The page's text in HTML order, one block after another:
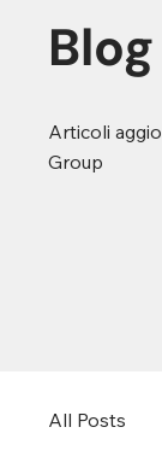
Blog
Articoli
Group
All Posts